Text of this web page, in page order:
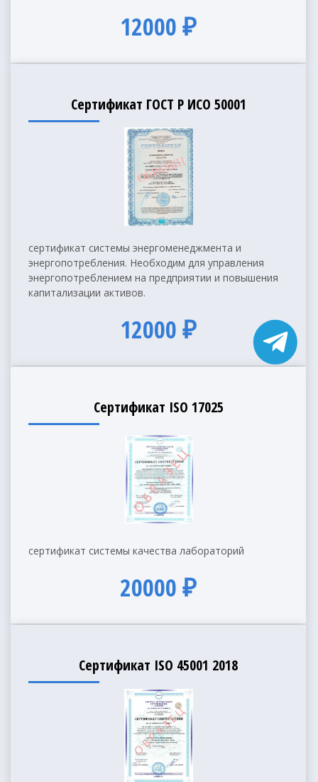
12000 ₽
Сертификат ГОСТ Р ИСО 50001
сертификат системы энергоменеджмента и
энергопотребления. Необходим для управления
энергопотреблением на предприятии и повышения
капитализации активов.
12000 ₽
Сертификат ISO 17025
сертификат системы качества лабораторий
20000 ₽
Сертификат ISO 45001 2018